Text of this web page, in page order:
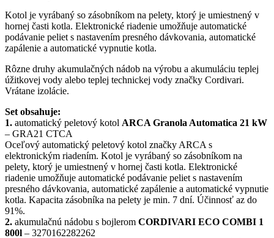
Kotol je vyrábaný so zásobníkom na pelety, ktorý je umiestnený v
hornej časti kotla. Elektronické riadenie umožňuje automatické
podávanie peliet s nastavením presného dávkovania, automatické
zapálenie a automatické vypnutie kotla.
Rôzne druhy akumulačných nádob na výrobu a akumuláciu teplej
úžitkovej vody alebo teplej technickej vody značky Cordivari.
Vrátane izolácie.
Set obsahuje:
1. automatický peletový kotol ARCA Granola Automatica 21 kW
– GRA21 CTCA
Oceľový automatický peletový kotol značky ARCA s
elektronickým riadením. Kotol je vyrábaný so zásobníkom na
pelety, ktorý je umiestnený v hornej časti kotla. Elektronické
riadenie umožňuje automatické podávanie peliet s nastavením
presného dávkovania, automatické zapálenie a automatické vypnutie
kotla. Kapacita zásobníka na pelety je min. 7 dní. Účinnosť az do
91%.
2. akumulačnú nádobu s bojlerom CORDIVARI ECO COMBI 1
800l – 3270162282262